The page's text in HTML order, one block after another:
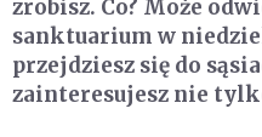
zrobisz. Co? Może
sanktuarium w
przejdziesz się do
zainteresujesz nie